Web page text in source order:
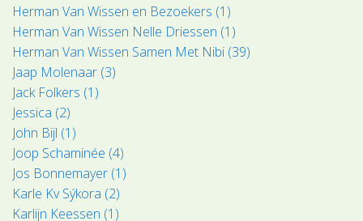
Herman Van Wissen en Bezoekers (1)
Herman Van Wissen Nelle Driessen (1)
Herman Van Wissen Samen Met Nibi (39)
Jaap Molenaar (3)
Jack Folkers (1)
Jessica (2)
John Bijl (1)
Joop Schaminée (4)
Jos Bonnemayer (1)
Karle Kv Sýkora (2)
Karlijn Keessen (1)